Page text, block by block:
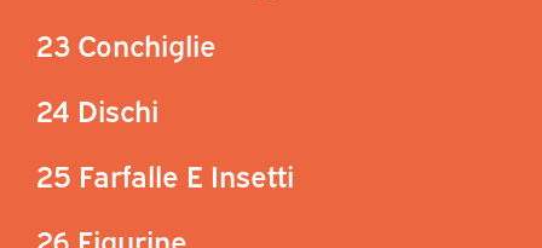
23 Conchiglie
24 Dischi
25 Farfalle E Insetti
26 Figurine